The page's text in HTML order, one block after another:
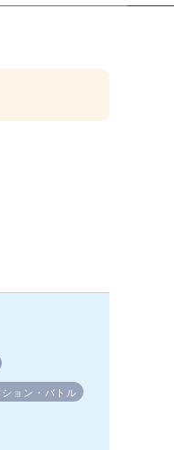
ョン・バトル